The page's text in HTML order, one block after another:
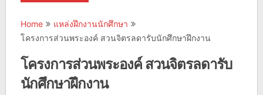
Home
แหล่งฝึกงานนักศึกษา
โครงการส่วนพระองค์ สวนจิตรลดารับนักศึกษาฝึกงาน
โครงการส่วนพระองค์ สวนจิตรลดารับ
นักศึกษาฝึกงาน